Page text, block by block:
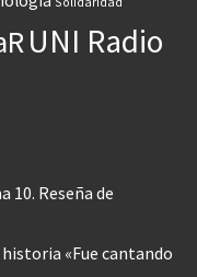
UNI Radio
10. Reseña de
«Fue cantando